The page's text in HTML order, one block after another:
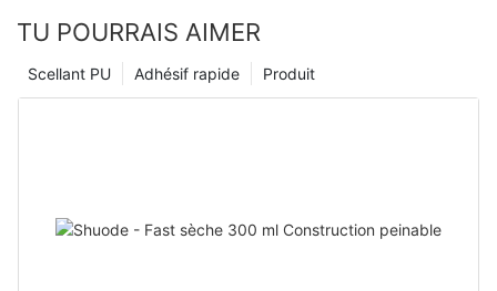
TU POURRAIS AIMER
Produit
Adhésif rapide
Scellant PU